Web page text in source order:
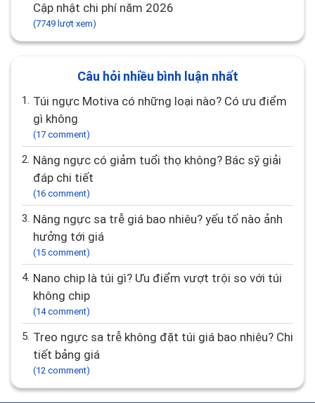
Cập nhật chi phí năm 2026
(7749 lượt xem)
Câu hỏi nhiều bình luận nhất
1. Túi ngực Motiva có những loại nào? Có ưu điểm
gì không
(17 comment)
2. Nâng ngực có giảm tuổi thọ không? Bác sỹ giải
đáp chi tiết
(16 comment)
3. Nâng ngực sa trễ giá bao nhiêu? yếu tố nào ảnh
hưởng tới giá
(15 comment)
4. Nano chip là túi gì? Ưu điểm vượt trội so với túi
không chip
(14 comment)
5. Treo ngực sa trễ không đặt túi giá bao nhiêu? Chi
tiết bảng giá
(12 comment)